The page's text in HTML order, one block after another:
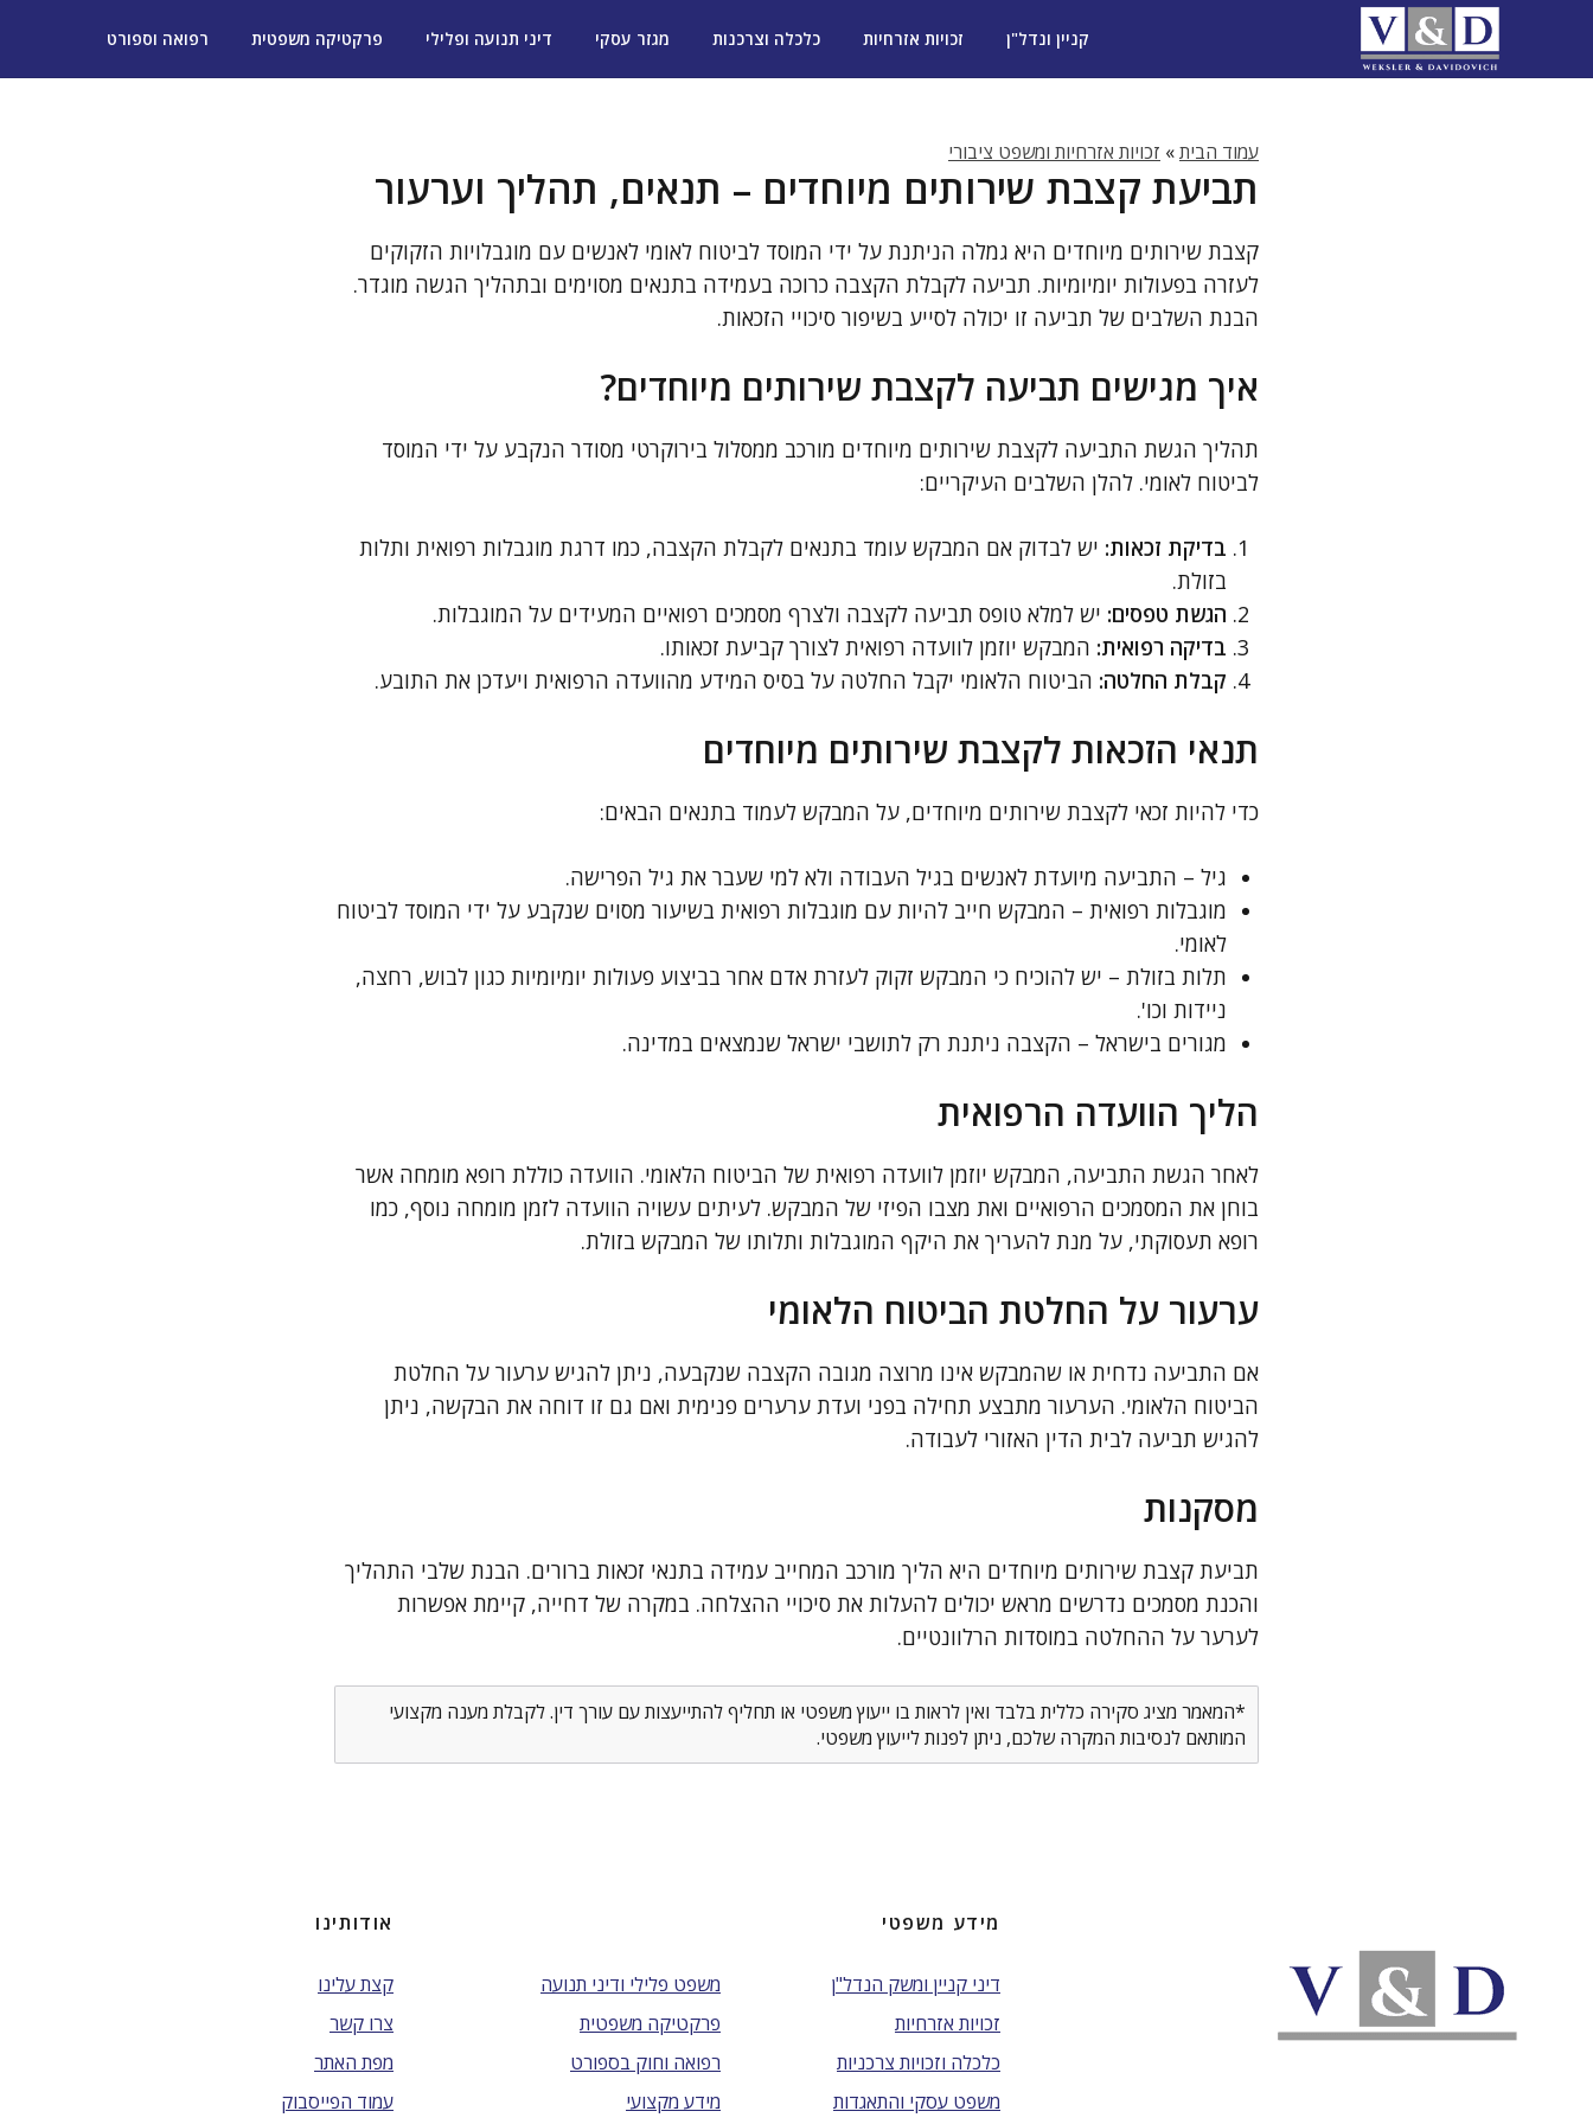
קניין ונדל"ן זכויות אזרחיות כלכלה וצרכנות מגזר עסקי דיני תנועה ופלילי פרקטיקה משפטית רפואה וספורט
עמוד הבית» זכויות אזרחיות ומשפט ציבורי
תביעת קצבת שירותים מיוחדים – תנאים, תהליך וערעור
קצבת שירותים מיוחדים היא גמלה הניתנת על ידי המוסד לביטוח לאומי לאנשים עם מוגבלויות הזקוקים
לעזרה בפעולות יומיומיות. תביעה לקבלת הקצבה כרוכה בעמידה בתנאים מסוימים ובתהליך הגשה מוגדר.
הבנת השלבים של תביעה זו יכולה לסייע בשיפור סיכויי הזכאות.
איך מגישים תביעה לקצבת שירותים מיוחדים?
תהליך הגשת התביעה לקצבת שירותים מיוחדים מורכב ממסלול בירוקרטי מסודר הנקבע על ידי המוסד
לביטוח לאומי. להלן השלבים העיקריים:
בדיקת זכאות: יש לבדוק אם המבקש עומד בתנאים לקבלת הקצבה, כמו דרגת מוגבלות רפואית ותלות
בזולת.
הגשת טפסים: יש למלא טופס תביעה לקצבה ולצרף מסמכים רפואיים המעידים על המוגבלות.
בדיקה רפואית: המבקש יוזמן לוועדה רפואית לצורך קביעת זכאותו.
קבלת החלטה: הביטוח הלאומי יקבל החלטה על בסיס המידע מהוועדה הרפואית ויעדכן את התובע.
תנאי הזכאות לקצבת שירותים מיוחדים
כדי להיות זכאי לקצבת שירותים מיוחדים, על המבקש לעמוד בתנאים הבאים:
גיל – התביעה מיועדת לאנשים בגיל העבודה ולא למי שעבר את גיל הפרישה.
מוגבלות רפואית – המבקש חייב להיות עם מוגבלות רפואית בשיעור מסוים שנקבע על ידי המוסד לביטוח
לאומי.
תלות בזולת – יש להוכיח כי המבקש זקוק לעזרת אדם אחר בביצוע פעולות יומיומיות כגון לבוש, רחצה,
ניידות וכו'.
מגורים בישראל – הקצבה ניתנת רק לתושבי ישראל שנמצאים במדינה.
הליך הוועדה הרפואית
לאחר הגשת התביעה, המבקש יוזמן לוועדה רפואית של הביטוח הלאומי. הוועדה כוללת רופא מומחה אשר
בוחן את המסמכים הרפואיים ואת מצבו הפיזי של המבקש. לעיתים עשויה הוועדה לזמן מומחה נוסף, כמו
רופא תעסוקתי, על מנת להעריך את היקף המוגבלות ותלותו של המבקש בזולת.
ערעור על החלטת הביטוח הלאומי
אם התביעה נדחית או שהמבקש אינו מרוצה מגובה הקצבה שנקבעה, ניתן להגיש ערעור על החלטת
הביטוח הלאומי. הערעור מתבצע תחילה בפני ועדת ערערים פנימית ואם גם זו דוחה את הבקשה, ניתן
להגיש תביעה לבית הדין האזורי לעבודה.
מסקנות
תביעת קצבת שירותים מיוחדים היא הליך מורכב המחייב עמידה בתנאי זכאות ברורים. הבנת שלבי התהליך
והכנת מסמכים נדרשים מראש יכולים להעלות את סיכויי ההצלחה. במקרה של דחייה, קיימת אפשרות
לערער על ההחלטה במוסדות הרלוונטיים.
*המאמר מציג סקירה כללית בלבד ואין לראות בו ייעוץ משפטי או תחליף להתייעצות עם עורך דין. לקבלת מענה מקצועי
המותאם לנסיבות המקרה שלכם, ניתן לפנות לייעוץ משפטי.
מידע משפטי
דיני קניין ומשק הנדל"ן
זכויות אזרחיות
כלכלה וזכויות צרכניות
משפט עסקי והתאגדות
משפט פלילי ודיני תנועה
פרקטיקה משפטית
רפואה וחוק בספורט
מידע מקצועי
אודותינו
קצת עלינו
צרו קשר
מפת האתר
עמוד הפייסבוק